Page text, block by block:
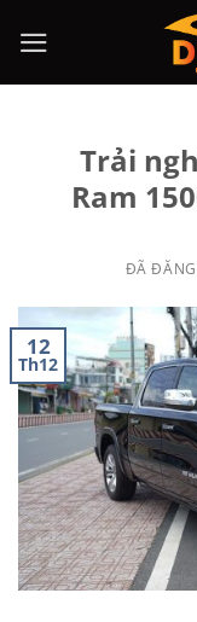
đến
nội
Trải
Ram
ĐÃ ĐĂNG
12
Th12